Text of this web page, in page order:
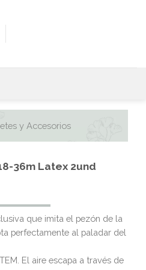
y Accesorios
36m Latex 2und
que imita el pezón de la
perfectamente al paladar del
El aire escapa a través de